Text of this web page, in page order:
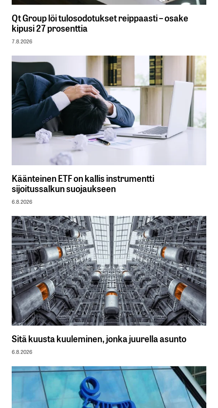
Qt Group löi tulosodotukset reippaasti – osake
kipusi 27 prosenttia
7.8.2026
Käänteinen ETF on kallis instrumentti
sijoitussalkun suojaukseen
6.8.2026
Sitä kuusta kuuleminen, jonka juurella asunto
6.8.2026